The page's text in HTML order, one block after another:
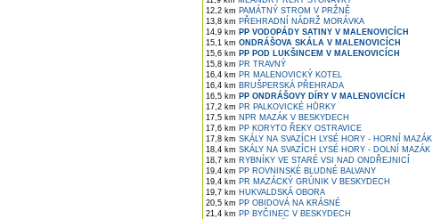
12,2 km PAMÁTNÝ STROM V PRŽNĚ
13,8 km PŘEHRADNÍ NÁDRŽ MORÁVKA
14,9 km PP VODOPÁDY SATINY V MALENOVICÍCH
15,1 km ONDRÁŠOVA SKÁLA V MALENOVICÍCH
15,6 km PP POD LUKŠINCEM V MALENOVICÍCH
15,8 km PR TRAVNÝ
16,4 km PR MALENOVICKÝ KOTEL
16,4 km BRUŠPERSKÁ PŘEHRADA
16,5 km PP ONDRÁŠOVY DÍRY V MALENOVICÍCH
17,2 km PR PALKOVICKÉ HŮRKY
17,5 km NPR MAZÁK V BESKYDECH
17,6 km PP KORYTO ŘEKY OSTRAVICE
17,8 km SKÁLY NA SVAZÍCH LYSÉ HORY - HORNÍ MAZÁK
18,4 km SKÁLY NA SVAZÍCH LYSÉ HORY - DOLNÍ MAZÁK
18,7 km RYBNÍKY VE STARÉ VSI NAD ONDŘEJNICÍ
19,4 km PP ROVNINSKÉ BLUDNÉ BALVANY
19,4 km PR MAZÁCKÝ GRÚNIK V BESKYDECH
19,7 km HUKVALDSKÁ OBORA
20,5 km PP OBIDOVÁ NA KRÁSNÉ
21,4 km PP BYČINEC V BESKYDECH